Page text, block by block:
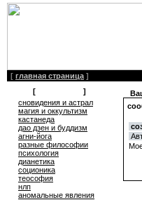
[ главная страница ]
[
]
сновидения и астрал
магия и оккультизм
кастанеда
дао дзен и буддизм
агни-йога
разные философии
психология
дианетика
соционика
теософия
нлп
аномальные явления